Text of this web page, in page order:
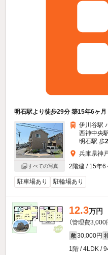
明石駅より徒歩29分 築15年6ヶ
すべての写真
伊川谷駅
西神中央
明石駅 歩
兵庫県神
2階建 / 15年6
駐車場あり 駐輪場あり
12.3万円
（管理費3,000
敷 30,000円
1階 / 4LDK /